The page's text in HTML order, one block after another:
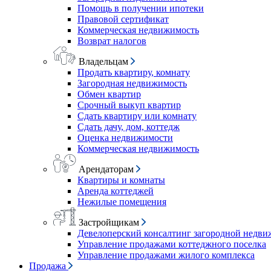
Помощь в получении ипотеки
Правовой сертификат
Коммерческая недвижимость
Возврат налогов
Владельцам
Продать квартиру, комнату
Загородная недвижимость
Обмен квартир
Срочный выкуп квартир
Сдать квартиру или комнату
Сдать дачу, дом, коттедж
Оценка недвижимости
Коммерческая недвижимость
Арендаторам
Квартиры и комнаты
Аренда коттеджей
Нежилые помещения
Застройщикам
Девелоперский консалтинг загородной
Управление продажами коттеджного поселка
Управление продажами жилого комплекса
Продажа